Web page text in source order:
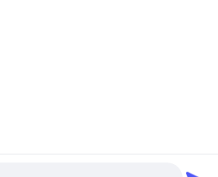
中国の良質 鉄道平貨車 メーカー。Copyright©